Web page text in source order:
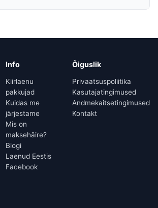
Info
Kiirlaenu
pakkujad
Kuidas me
järjestame
Mis on
maksehäire?
Blogi
Laenud Eestis
Facebook
Õiguslik
Privaatsuspoliitika
Kasutajatingimused
Andmekaitsetingimused
Kontakt